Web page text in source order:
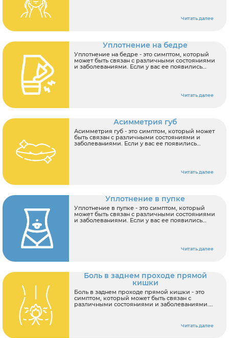
Читать далее
Уплотнение на бедре
Уплотнение на бедре - это симптом, который
может быть связан с различными состояниями
и заболеваниями. Если у вас ее появились
Читать далее
Асимметрия губ
Асимметрия губ - это симптом, который может
быть связан с различными состояниями и
заболеваниями. Если у вас ее появились
Читать далее
Уплотнение в пупке
Уплотнение в пупке - это симптом, который
может быть связан с различными состояниями
и заболеваниями. Если у вас ее появились
Читать далее
Боль в заднем проходе прямой
кишки
Боль в заднем проходе прямой кишки - это
симптом, который может быть связан с
различными состояниями и заболеваниями.
Читать далее